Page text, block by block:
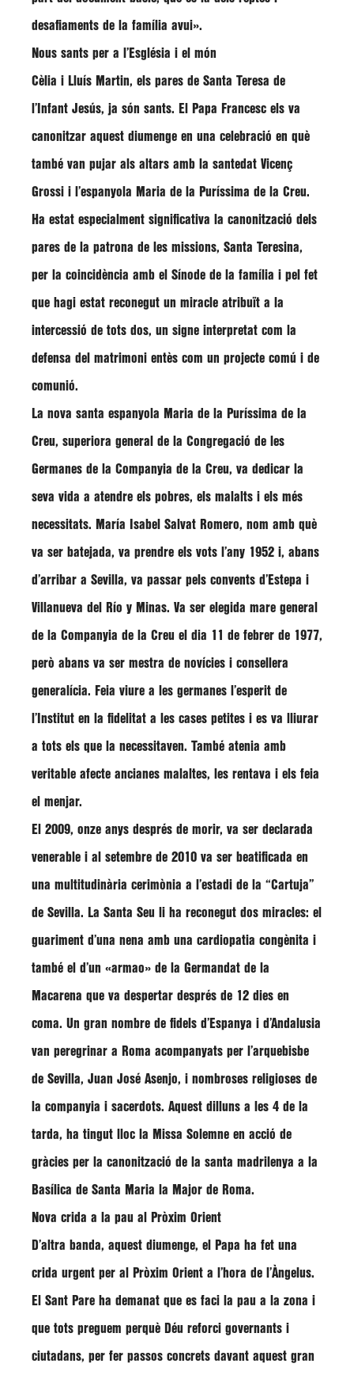
desafiaments de la família avui».
Nous sants per a l’Església i el món
Cèlia i Lluís Martin, els pares de Santa Teresa de
l’Infant Jesús, ja són sants. El Papa Francesc els va
canonitzar aquest diumenge en una celebració en què
també van pujar als altars amb la santedat Vicenç
Grossi i l’espanyola Maria de la Puríssima de la Creu.
Ha estat especialment significativa la canonització dels
pares de la patrona de les missions, Santa Teresina,
per la coincidència amb el Sínode de la família i pel fet
que hagi estat reconegut un miracle atribuït a la
intercessió de tots dos, un signe interpretat com la
defensa del matrimoni entès com un projecte comú i de
comunió.
La nova santa espanyola Maria de la Puríssima de la
Creu, superiora general de la Congregació de les
Germanes de la Companyia de la Creu, va dedicar la
seva vida a atendre els pobres, els malalts i els més
necessitats. María Isabel Salvat Romero, nom amb què
va ser batejada, va prendre els vots l’any 1952 i, abans
d’arribar a Sevilla, va passar pels convents d’Estepa i
Villanueva del Río y Minas. Va ser elegida mare general
de la Companyia de la Creu el dia 11 de febrer de 1977,
però abans va ser mestra de novícies i consellera
generalícia. Feia viure a les germanes l’esperit de
l’Institut en la fidelitat a les cases petites i es va lliurar
a tots els que la necessitaven. També atenia amb
veritable afecte ancianes malaltes, les rentava i els feia
el menjar.
El 2009, onze anys després de morir, va ser declarada
venerable i al setembre de 2010 va ser beatificada en
una multitudinària cerimònia a l’estadi de la “Cartuja”
de Sevilla. La Santa Seu li ha reconegut dos miracles: el
guariment d’una nena amb una cardiopatia congènita i
també el d’un «armao» de la Germandat de la
Macarena que va despertar després de 12 dies en
coma. Un gran nombre de fidels d’Espanya i d’Andalusia
van peregrinar a Roma acompanyats per l’arquebisbe
de Sevilla, Juan José Asenjo, i nombroses religioses de
la companyia i sacerdots. Aquest dilluns a les 4 de la
tarda, ha tingut lloc la Missa Solemne en acció de
gràcies per la canonització de la santa madrilenya a la
Basílica de Santa Maria la Major de Roma.
Nova crida a la pau al Pròxim Orient
D’altra banda, aquest diumenge, el Papa ha fet una
crida urgent per al Pròxim Orient a l’hora de l’Àngelus.
El Sant Pare ha demanat que es faci la pau a la zona i
que tots preguem perquè Déu reforci governants i
ciutadans, per fer passos concrets davant aquest gran